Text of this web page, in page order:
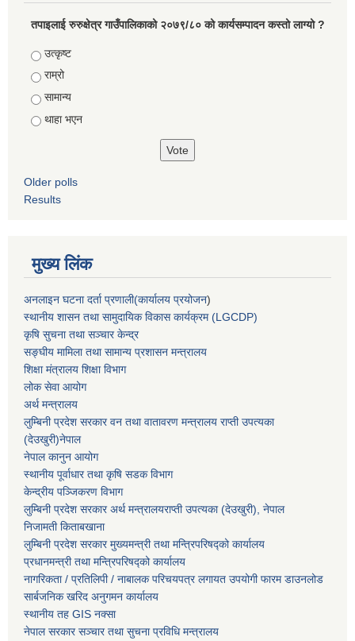
तपाइलाई रुरुक्षेत्र गाउँपालिकाको २०७९/८० को कार्यसम्पादन कस्तो लाग्यो ?
Choices
उत्कृष्ट
राम्रो
सामान्य
थाहा भएन
Older polls
Results
मुख्य लिंक
अनलाइन घटना दर्ता प्रणाली(कार्यालय प्रयोजन)
स्थानीय शासन तथा सामुदायिक विकास कार्यक्रम (LGCDP)
कृषि सुचना तथा सञ्चार केन्द्र
सङ्घीय मामिला तथा सामान्य प्रशासन मन्त्रालय
शिक्षा मंत्रालय शिक्षा विभाग
लोक सेवा आयोग
अर्थ मन्त्रालय
लुम्बिनी प्रदेश सरकार वन तथा वातावरण मन्त्रालय राप्ती उपत्यका
(देउखुरी)नेपाल
नेपाल कानुन आयोग
स्थानीय पूर्वाधार तथा कृषि सडक विभाग
केन्द्रीय पञ्जिकरण विभाग
लुम्बिनी प्रदेश सरकार अर्थ मन्त्रालयराप्ती उपत्यका (देउखुरी), नेपाल
निजामती किताबखाना
लुम्बिनी प्रदेश सरकार मुख्यमन्त्री तथा मन्त्रिपरिषद्को कार्यालय
प्रधानमन्त्री तथा मन्त्रिपरिषद्को कार्यालय
नागरिकता / प्रतिलिपी / नाबालक परिचयपत्र लगायत उपयोगी फारम डाउनलोड
सार्बजनिक खरिद अनुगमन कार्यालय
स्थानीय तह GIS नक्सा
नेपाल सरकारसञ्चार तथा सुचना प्रविधि मन्त्रालय